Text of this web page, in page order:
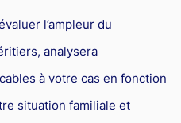
l’ampleur du
analysera
à votre cas en fonction
situation familiale et